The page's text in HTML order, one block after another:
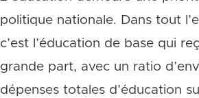
politique nationale. Dans tout
c’est l’éducation de base qui
grande part, avec un ratio
dépenses totales d’éducation